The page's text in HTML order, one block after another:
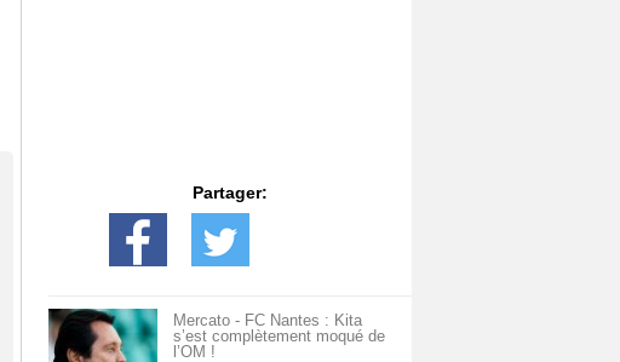
Partager:
Mercato - FC Nantes : Kita
s’est complètement moqué de
l’OM !